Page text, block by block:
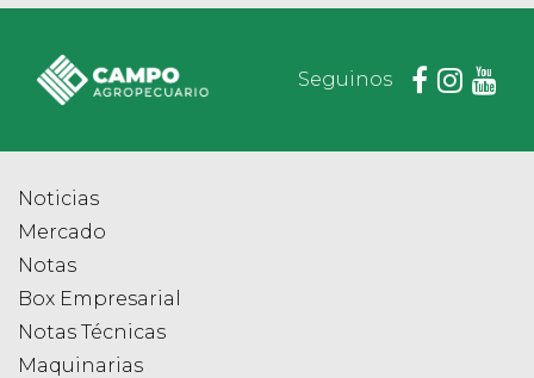
Seguinos
Noticias
Mercado
Notas
Box Empresarial
Notas Técnicas
Maquinarias